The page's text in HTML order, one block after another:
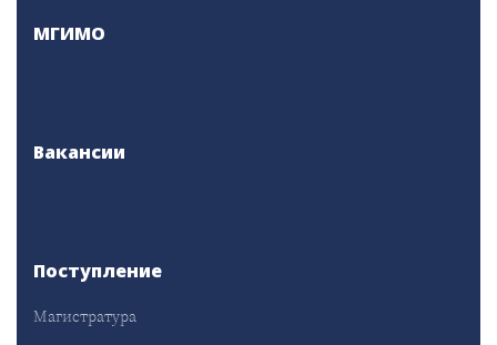
МГИМО
Вакансии
Поступление
Магистратура